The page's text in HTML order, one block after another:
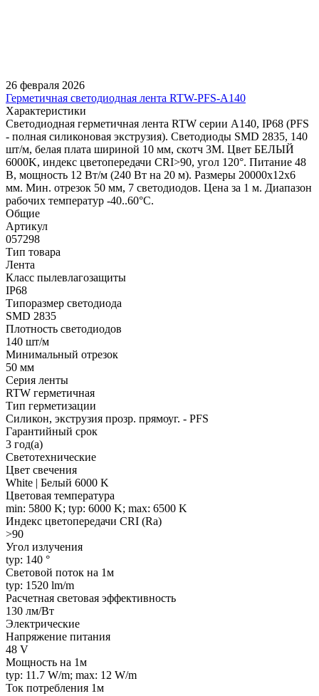
26 февраля 2026
Герметичная светодиодная лента RTW-PFS-A140
Характеристики
Светодиодная герметичная лента RTW серии A140, IP68 (PFS
- полная силиконовая экструзия). Светодиоды SMD 2835, 140
шт/м, белая плата шириной 10 мм, скотч 3M. Цвет БЕЛЫЙ
6000K, индекс цветопередачи CRI>90, угол 120°. Питание 48
В, мощность 12 Вт/м (240 Вт на 20 м). Размеры 20000x12x6
мм. Мин. отрезок 50 мм, 7 светодиодов. Цена за 1 м. Диапазон
рабочих температур -40..60°C.
Общие
Артикул
057298
Тип товара
Лента
Класс пылевлагозащиты
IP68
Типоразмер светодиода
SMD 2835
Плотность светодиодов
140 шт/м
Минимальный отрезок
50 мм
Серия ленты
RTW герметичная
Тип герметизации
Силикон, экструзия прозр. прямоуг. - PFS
Гарантийный срок
3 год(а)
Светотехнические
Цвет свечения
White | Белый 6000 K
Цветовая температура
min: 5800 K; typ: 6000 K; max: 6500 K
Индекс цветопередачи CRI (Ra)
>90
Угол излучения
typ: 140 °
Световой поток на 1м
typ: 1520 lm/m
Расчетная световая эффективность
130 лм/Вт
Электрические
Напряжение питания
48 V
Мощность на 1м
typ: 11.7 W/m; max: 12 W/m
Ток потребления 1м